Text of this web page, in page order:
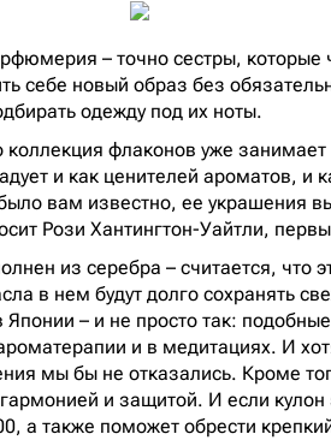
– точно сестры, которые
себе новый образ без
одежду под их ноты.
коллекция флаконов уже
и как ценителей ароматов, и
вам известно, ее украшения
Рози Хантингтон-Уайтли,
из серебра – считается, что
в нем будут долго сохранять
– и не просто так:
и в медитациях. И
мы бы не отказались. Кроме
гармонией и защитой. И если
а также поможет обрести